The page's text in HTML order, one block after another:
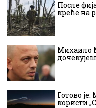
После
креће на
Михаило
Готово
користи